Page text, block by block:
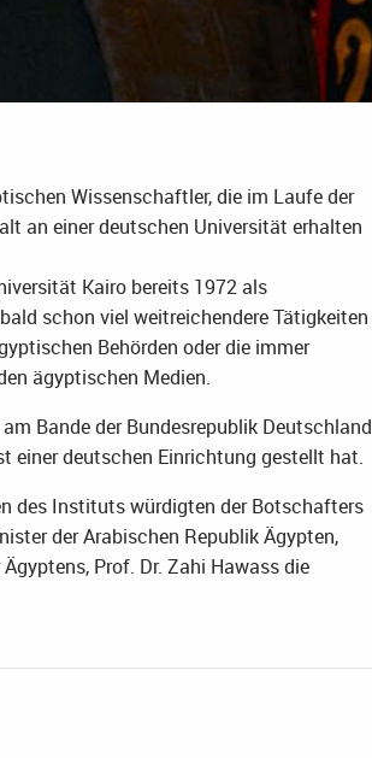
Wissenschaftler, die im Laufe der
an einer deutschen Universität erhalten
Kairo bereits 1972 als
schon viel weitreichendere Tätigkeiten
Behörden oder die immer
ägyptischen Medien.
Bande der Bundesrepublik Deutschland
einer deutschen Einrichtung gestellt hat.
des Instituts würdigten der Botschafters
der Arabischen Republik Ägypten,
Prof. Dr. Zahi Hawass die